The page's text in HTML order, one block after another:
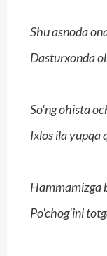
Shu asnoda
Dasturxonda
So'ng ohista
Ixlos ila yupqa
Hammamizga
Po'chog'ini